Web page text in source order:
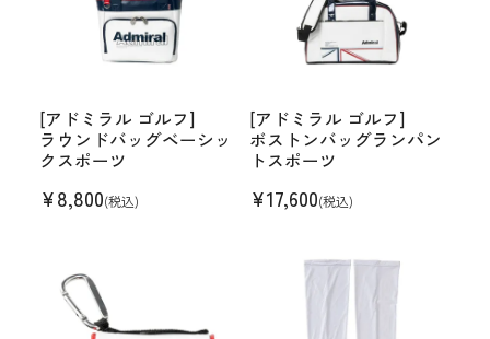
[アドミラル ゴルフ]
ラウンドバッグベーシッ
クスポーツ
¥8,800(税込)
[アドミラル ゴルフ]
ボストンバッグランパン
トスポーツ
¥17,600(税込)